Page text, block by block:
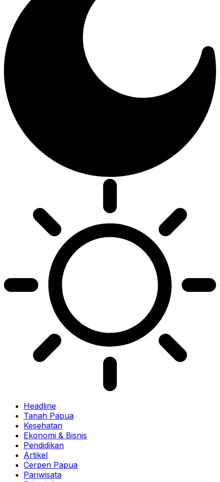
Headline
Tanah Papua
Kesehatan
Ekonomi & Bisnis
Pendidikan
Artikel
Cerpen Papua
Pariwisata